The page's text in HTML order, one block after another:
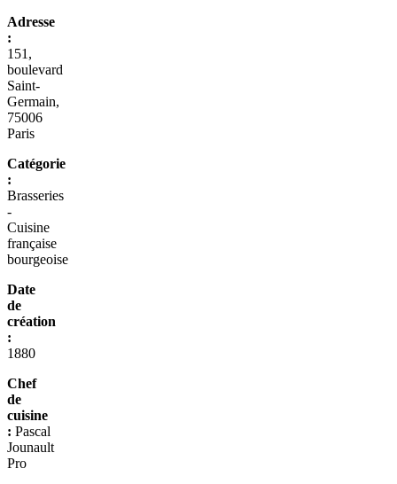
Adresse
:
151,
boulevard
Saint-
Germain,
75006
Paris
Catégorie
:
Brasseries
-
Cuisine
française
bourgeoise
Date
de
création
:
1880
Chef
de
cuisine
: Pascal
Jounault
Pro